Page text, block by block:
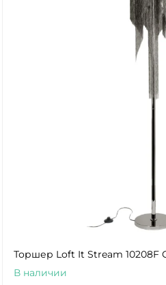
Торшер Loft It Stream 10208F
В наличии